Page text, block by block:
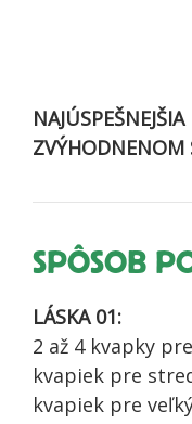
ZVÝHODNENOM
SPÔSOB
LÁSKA 01:
2 až 4 kvapky
kvapiek pre
kvapiek pre